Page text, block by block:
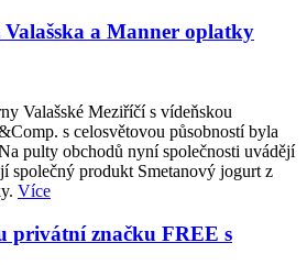
a Manner oplatky
Valašské Meziříčí s vídeňskou
s celosvětovou působností byla
pulty obchodů nyní společnosti uvádějí
společný produkt Smetanový jogurt z
Více
privátní značku FREE s